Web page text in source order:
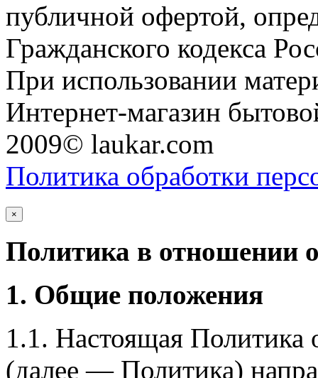
публичной офертой,
Гражданского кодекса
При использовании
Интернет-магазин
2009© laukar.com
Политика обработки
×
Политика в отношении
1. Общие положения
1.1. Настоящая Политика
(далее — Политика)